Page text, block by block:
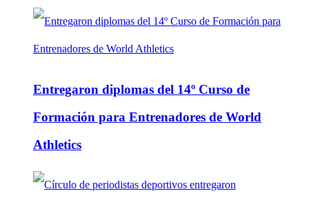
Entregaron diplomas del 14º Curso de
Formación para Entrenadores de World
Athletics